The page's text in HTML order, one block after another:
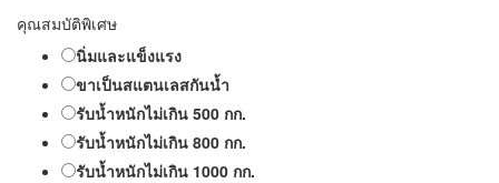
คุณสมบัติพิเศษ
นิ่มและแข็งแรง
ขาเป็นสแตนเลสกันน้ำ
รับน้ำหนักไม่เกิน 500 กก.
รับน้ำหนักไม่เกิน 800 กก.
รับน้ำหนักไม่เกิน 1000 กก.